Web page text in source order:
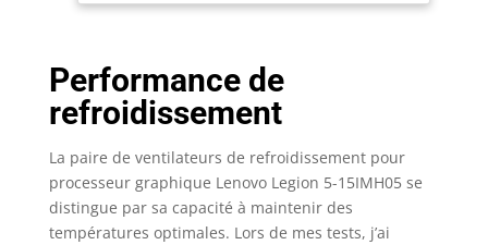
Performance de
refroidissement
La paire de ventilateurs de refroidissement pour
processeur graphique Lenovo Legion 5-15IMH05 se
distingue par sa capacité à maintenir des
températures optimales. Lors de mes tests, j’ai